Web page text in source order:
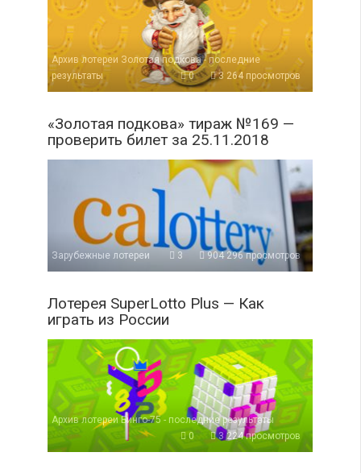
Архив лотереи Золотая подкова - последние
результаты
0 3 264 просмотров
«Золотая подкова» тираж №169 —
проверить билет за 25.11.2018
Зарубежные лотереи 3 904 296 просмотров
Лотерея SuperLotto Plus — Как
играть из России
Архив лотереи Бинго-75 - последние результаты
0
3 224 просмотров